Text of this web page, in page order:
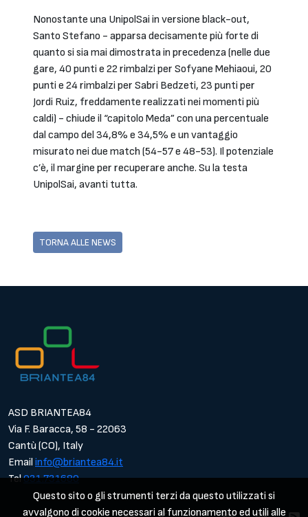
Nonostante una UnipolSai in versione black-out,
Santo Stefano - apparsa decisamente più forte di
quanto si sia mai dimostrata in precedenza (nelle due
gare, 40 punti e 22 rimbalzi per Sofyane Mehiaoui, 20
punti e 24 rimbalzi per Sabri Bedzeti, 23 punti per
Jordi Ruiz, freddamente realizzati nei momenti più
caldi) - chiude il “capitolo Meda” con una percentuale
dal campo del 34,8% e 34,5% e un vantaggio
misurato nei due match (54-57 e 48-53). Il potenziale
c’è, il margine per recuperare anche. Su la testa
UnipolSai, avanti tutta.
TORNA ALLE NEWS
ASD BRIANTEA84
Via F. Baracca, 58 - 22063
Cantù (CO), Italy
Email info@briantea84.it
Tel031.731680
Questo sito o gli strumenti terzi da questo utilizzati si
avvalgono di cookie necessari al funzionamento ed utili alle